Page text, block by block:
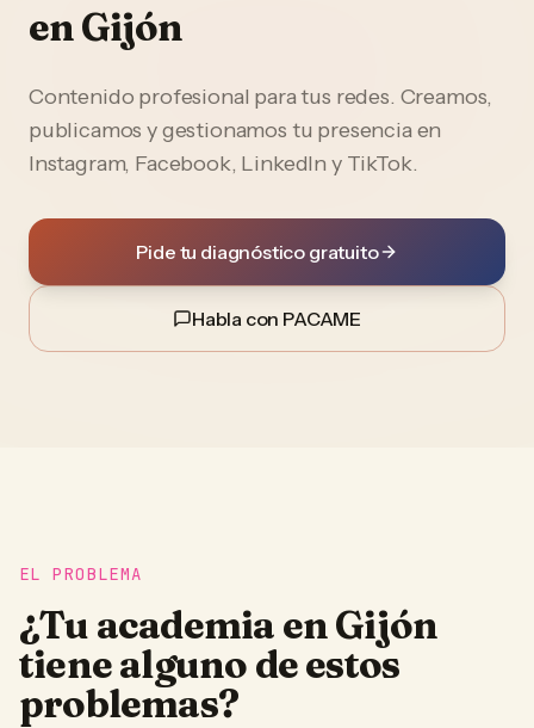
enGijón
Contenido profesional para tus redes. Creamos,
publicamos y gestionamos tu presencia en
Instagram, Facebook, LinkedIn y TikTok.
Pide tu diagnóstico gratuito
Habla con PACAME
EL PROBLEMA
¿Tu academia enGijón
tiene alguno de estos
problemas?